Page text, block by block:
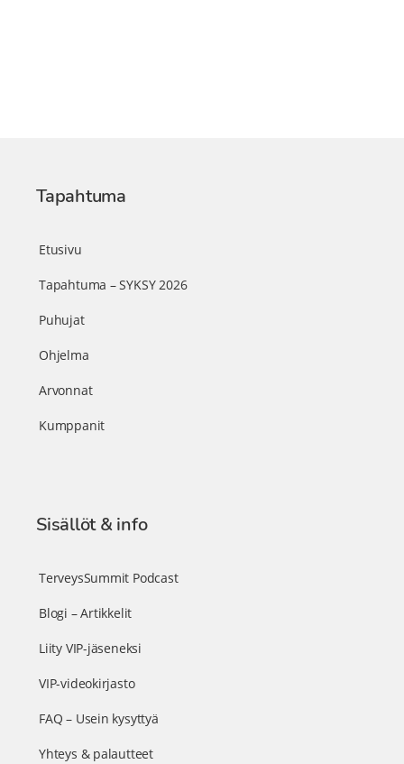
Tapahtuma
Etusivu
Tapahtuma – SYKSY 2026
Puhujat
Ohjelma
Arvonnat
Kumppanit
Sisällöt & info
TerveysSummit Podcast
Blogi – Artikkelit
Liity VIP-jäseneksi
VIP-videokirjasto
FAQ – Usein kysyttyä
Yhteys & palautteet